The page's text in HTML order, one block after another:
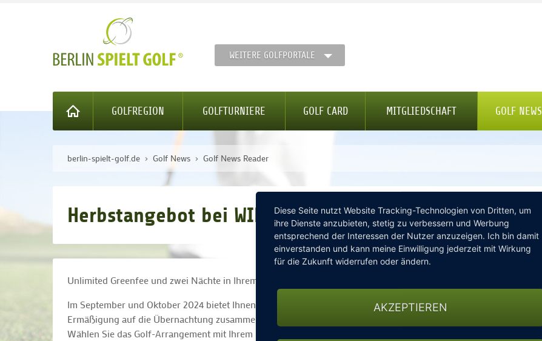
WEITERE GOLFPORTALE
GOLFREGION GOLFTURNIERE GOLF CARD MITGLIEDSCHAFT GOLF NEWS
berlin-spielt-golf.de Golf News Golf News Reader
Herbstangebot bei WINSTONgolf
Unlimited Greenfee und zwei Nächte in Ihrem Lieblingshotel
Im September und Oktober 2024 bietet Ihnen WINSTONgolf ein Golfarrangement mit 20%
Ermäßigung auf die Übernachtung zusammen mit unlimited Greenfee auf allen drei Golfplätzen.
Wählen Sie das Golf-Arrangement mit Ihrem Lieblingshotel und übernachten Sie auf GUT VORBECK,
Diese Seite nutzt Website Tracking-Technologien von Dritten, um
ihre Dienste anzubieten, stetig zu verbessern und Werbung
entsprechend der Interessen der Nutzer anzuzeigen. Ich bin damit
einverstanden und kann meine Einwilligung jederzeit mit Wirkung
für die Zukunft widerrufen oder ändern.
AKZEPTIEREN